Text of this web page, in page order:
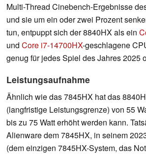
Multi-Thread Cinebench-Ergebnisse
und sie um ein oder zwei Prozent
tun, entpuppt sich der 8840HX als ein
und Core i7-14700HX-geschlagene
genug für jedes Spiel des Jahres 2025
Leistungsaufnahme
Ähnlich wie das 7845HX hat das
(langfristige Leistungsgrenze) von 55
bis zu 75 Watt erhöht werden kann.
Alienware dem 7845HX, in seinem
(dem einzigen 7845HX-System, das